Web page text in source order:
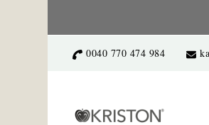
0040 770 474 984